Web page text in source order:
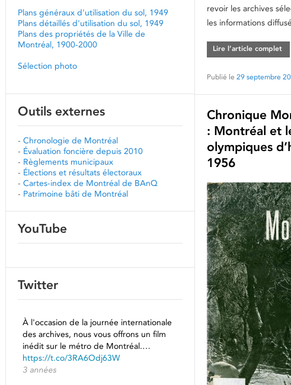
revoir les archives
les informations
Lire l’article complet
Publié le 29 septembre
Chronique
: Montréal et
olympiques
1956
Plans généraux d'utilisation du sol, 1949
Plans détaillés d'utilisation du sol, 1949
Plans des propriétés de la Ville de
Montréal, 1900-2000
Sélection photo
Outils externes
- Chronologie de Montréal
- Évaluation foncière depuis 2010
- Règlements municipaux
- Élections et résultats électoraux
- Cartes-index de Montréal de BAnQ
- Patrimoine bâti de Montréal
YouTube
Twitter
À l'occasion de la journée internationale
des archives, nous vous offrons un film
inédit sur le métro de Montréal.…
https://t.co/3RA6Odj63W
3 années